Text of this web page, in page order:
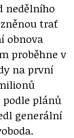
nedělního
trať
obnova
proběhne v
na první
plánů
generální